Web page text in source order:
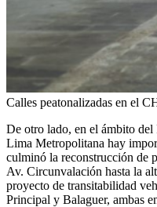
Calles peatonalizadas en el
De otro lado, en el ámbito
Lima Metropolitana hay
culminó la reconstrucción de
Av. Circunvalación hasta la
proyecto de transitabilidad
Principal y Balaguer, ambas